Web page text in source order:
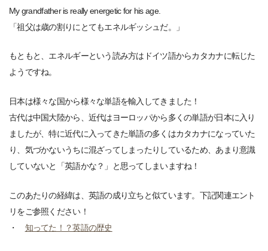
My grandfather is really energetic for his age.
「祖父は歳の割りにとてもエネルギッシュだ。」
もともと、エネルギーという読み方はドイツ語からカタカナに転じた
ようですね。
日本は様々な国から様々な単語を輸入してきました！
古代は中国大陸から、近代はヨーロッパから多くの単語が日本に入り
ましたが、特に近代に入ってきた単語の多くはカタカナになっていた
り、気づかないうちに混ざってしまったりしているため、あまり意識
していないと「英語かな？」と思ってしまいますね！
このあたりの経緯は、英語の成り立ちと似ています。下記関連エント
リをご参照ください！
・ 知ってた！？英語の歴史